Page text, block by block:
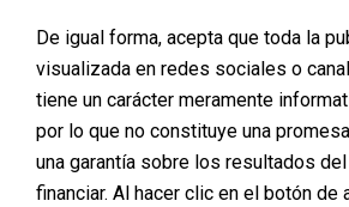
¿Cuánto
De igual forma, acepta que toda la
visualizada en redes sociales o
tiene un carácter meramente
por lo que no constituye una
una garantía sobre los resultados
financiar. Al hacer clic en el botón de